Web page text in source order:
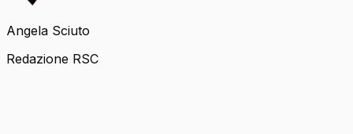
Angela Sciuto
Redazione RSC